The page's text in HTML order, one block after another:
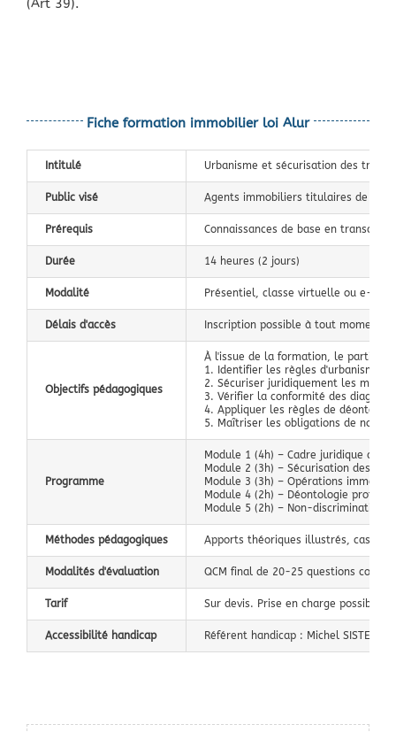
(Art 39).
Fiche formation immobilier loi Alur
Intitulé Urbanisme et sécurisation des
Public visé Agents immobiliers titulaires de la
Prérequis Connaissances de base en
Durée 14 heures (2 jours)
Modalité Présentiel, classe virtuelle ou e-
Délais d'accès Inscription possible à tout moment.
Objectifs pédagogiques
À l'issue de la formation, le
1. Identifier les règles d'urbanisme
2. Sécuriser juridiquement les
3. Vérifier la conformité des
4. Appliquer les règles de
5. Maîtriser les obligations de non-
Programme
Module 1 (4h) – Cadre juridique de
Module 2 (3h) – Sécurisation des
Module 3 (3h) – Opérations
Module 4 (2h) – Déontologie
Module 5 (2h) – Non-discrimination
Méthodes pédagogiques Apports théoriques illustrés, cas
Modalités d'évaluation QCM final de 20-25 questions
Tarif Sur devis. Prise en charge possible :
Accessibilité handicap Référent handicap : Michel SISTER